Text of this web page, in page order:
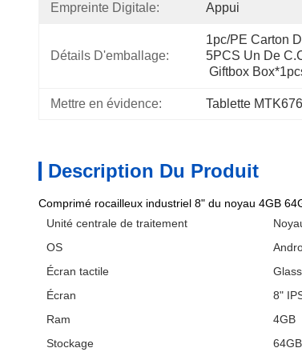
Empreinte Digitale: Appui
Détails D'emballage:
1pc/PE Carton
5PCS Un De
Giftbox
Mettre en évidence: Tablette
Description Du Produit
Comprimé rocailleux industriel 8" du noyau 4GB
Unité centrale de traitement
OS
Écran tactile
Écran
8"
Ram
4GB
Stockage
64GB